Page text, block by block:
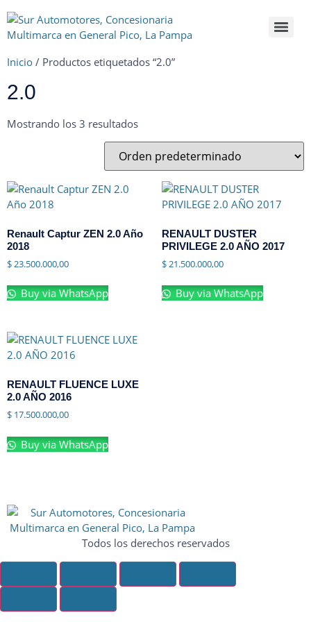
Inicio / Productos etiquetados “2.0”
2.0
Mostrando los 3 resultados
Renault Captur ZEN 2.0 Año
2018
$23.500.000,00
Buy via WhatsApp
RENAULT DUSTER
PRIVILEGE 2.0 AÑO 2017
$21.500.000,00
Buy via WhatsApp
RENAULT FLUENCE LUXE
2.0 AÑO 2016
$ 17.500.000,00
Buy via WhatsApp
Todos los derechos reservados